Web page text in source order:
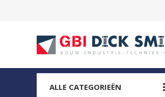
ALLE CATEGORIEËN